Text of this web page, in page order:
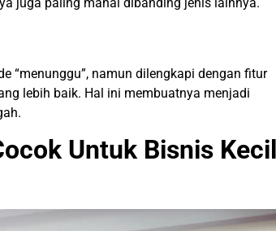
“menunggu”, namun dilengkapi dengan fitur
lebih baik. Hal ini membuatnya menjadi
Untuk Bisnis Kecil